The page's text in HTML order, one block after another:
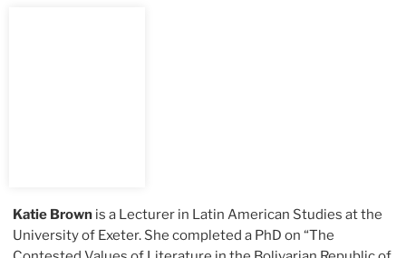
Katie Brown is a Lecturer in Latin American Studies at the
University of Exeter. She completed a PhD on “The